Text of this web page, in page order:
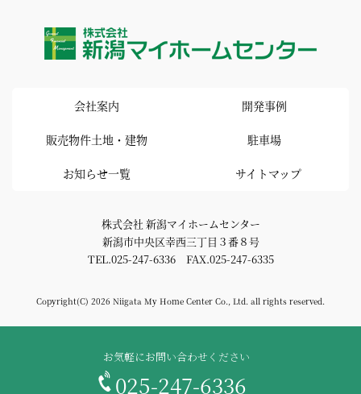
会社案内 開発事例
販売物件土地・建物 駐車場
お知らせ一覧 サイトマップ
株式会社 新潟マイホームセンター
新潟市中央区幸西三丁目３番８号
TEL.025-247-6336 FAX.025-247-6335
Copyright(C) 2026 Niigata My Home Center Co., Ltd. all rights reserved.
お気軽にお問い合わせください
025-247-6336